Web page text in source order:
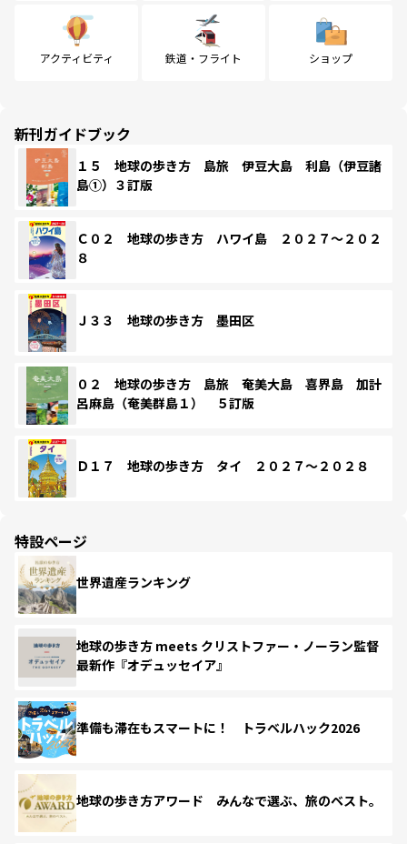
アクティビティ 鉄道・フライト ショップ
新刊ガイドブック
１５ 地球の歩き方 島旅 伊豆大島 利島（伊豆諸
島①）３訂版
Ｃ０２ 地球の歩き方 ハワイ島 ２０２７～２０２
８
Ｊ３３ 地球の歩き方 墨田区
０２ 地球の歩き方 島旅 奄美大島 喜界島 加計
呂麻島（奄美群島１） ５訂版
Ｄ１７ 地球の歩き方 タイ ２０２７～２０２８
特設ページ
世界遺産ランキング
地球の歩き方 meets クリストファー・ノーラン監督
最新作『オデュッセイア』
準備も滞在もスマートに！ トラベルハック2026
地球の歩き方アワード みんなで選ぶ、旅のベスト。